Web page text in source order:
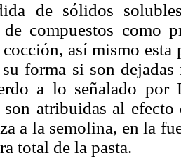
de sólidos
de compuestos como
cocción, así mismo
forma si son
a lo señalado
son atribuidas al
a la semolina, en la
total de la pasta.